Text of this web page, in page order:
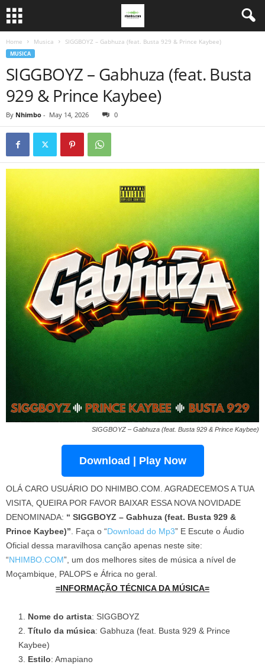
Home Musica SIGGBOYZ – Gabhuza (feat. Busta 929 & Prince Kaybee)
MUSICA
SIGGBOYZ – Gabhuza (feat. Busta
929 & Prince Kaybee)
By Nhimbo - May 14, 2026 0
SIGGBOYZ – Gabhuza (feat. Busta 929 & Prince Kaybee)
Download | Play Now
OLÁ CARO USUÁRIO DO NHIMBO.COM. AGRADECEMOS A TUA
VISITA, QUEIRA POR FAVOR BAIXAR ESSA NOVA NOVIDADE
DENOMINADA: “ SIGGBOYZ – Gabhuza (feat. Busta 929 &
Prince Kaybee)” . Faça o “Download do Mp3” E Escute o Áudio
Oficial dessa maravilhosa canção apenas neste site:
“NHIMBO.COM”, um dos melhores sites de música a nível de
Moçambique, PALOPS e África no geral.
=INFORMAÇÃO TÉCNICA DA MÚSICA=
Nome do artista: SIGGBOYZ
Título da música: Gabhuza (feat. Busta 929 & Prince
Kaybee)
Estilo: Amapiano